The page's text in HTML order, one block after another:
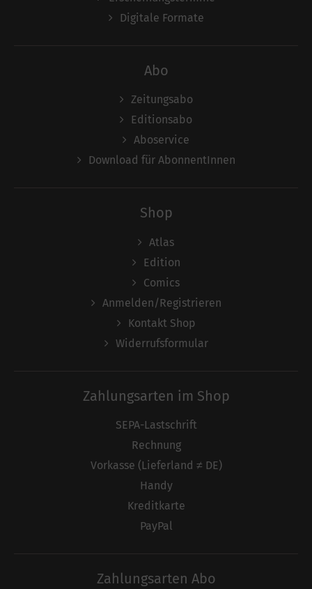
Digitale Formate
Abo
Zeitungsabo
Editionsabo
Aboservice
Download für AbonnentInnen
Shop
Atlas
Edition
Comics
Anmelden/Registrieren
Kontakt Shop
Widerrufsformular
Zahlungsarten im Shop
SEPA-Lastschrift
Rechnung
Vorkasse (Lieferland ≠ DE)
Handy
Kreditkarte
PayPal
Zahlungsarten Abo